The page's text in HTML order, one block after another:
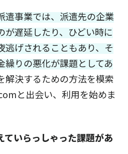
遣事業では、派遣先の企業
が遅延したり、ひどい時に
逃げされることもあり、そ
繰りの悪化が課題としてあ
解決するための方法を模索
と出会い、利用を始めま
ていらっしゃった課題があ